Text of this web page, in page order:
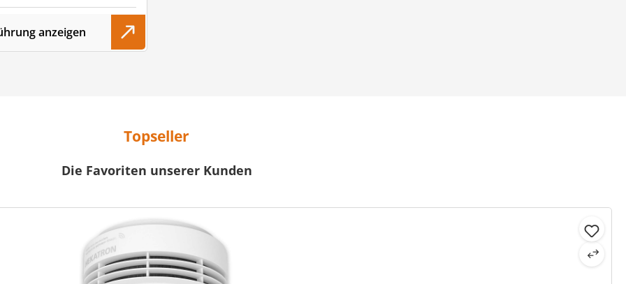
anzeigen
Topseller
Die Favoriten unserer Kunden